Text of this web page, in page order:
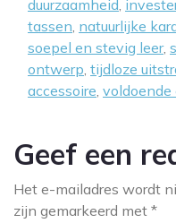
duurzaamheid,
tassen, natuurlijke
soepel en stevig leer,
ontwerp, tijdloze
accessoire, voldoende
Geef een
Het e-mailadres wordt
zijn gemarkeerd met *